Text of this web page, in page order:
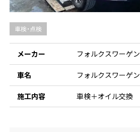
車検・点検
メーカー フォルクスワーゲン
車名 フォルクスワーゲン
施工内容 車検＋オイル交換